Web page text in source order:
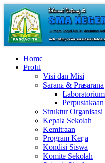
Home
Profil
Visi dan Misi
Sarana & Prasarana
Laboratorium
Perpustakaan
Struktur Organisasi
Kepala Sekolah
Kemitraan
Program Kerja
Kondisi Siswa
Komite Sekolah